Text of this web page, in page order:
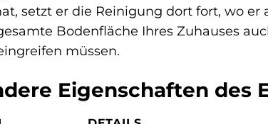
setzt er die Reinigung dort fort, wo
Bodenfläche Ihres Zuhauses
müssen.
Eigenschaften des